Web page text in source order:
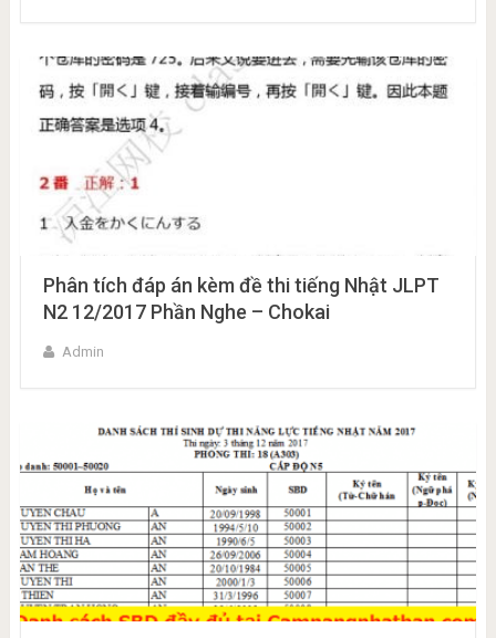
Phân tích đáp án kèm đề thi tiếng Nhật JLPT
N2 12/2017 Phần Nghe – Chokai
Admin